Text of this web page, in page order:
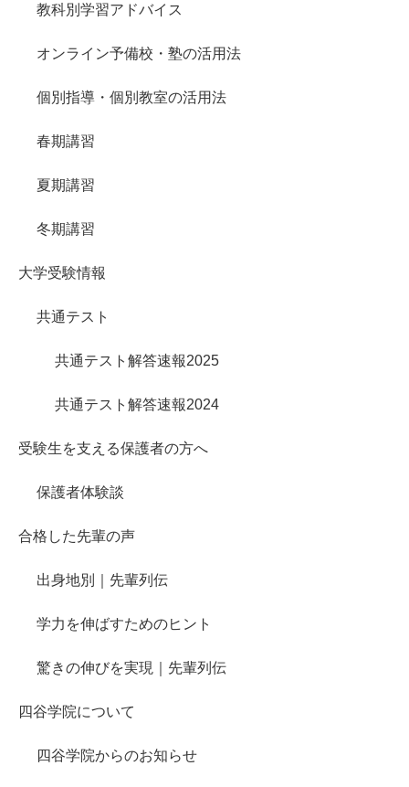
教科別学習アドバイス
オンライン予備校・塾の活用法
個別指導・個別教室の活用法
春期講習
夏期講習
冬期講習
大学受験情報
共通テスト
共通テスト解答速報2025
共通テスト解答速報2024
受験生を支える保護者の方へ
保護者体験談
合格した先輩の声
出身地別｜先輩列伝
学力を伸ばすためのヒント
驚きの伸びを実現｜先輩列伝
四谷学院について
四谷学院からのお知らせ